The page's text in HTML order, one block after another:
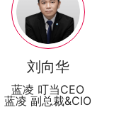
刘向华
蓝凌 叮当CEO
蓝凌 副总裁&CIO